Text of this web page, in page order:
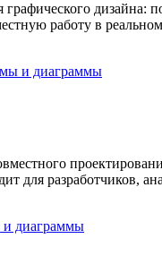
дизайна:
работу в
и диаграммы
для разработчиков,
диаграммы